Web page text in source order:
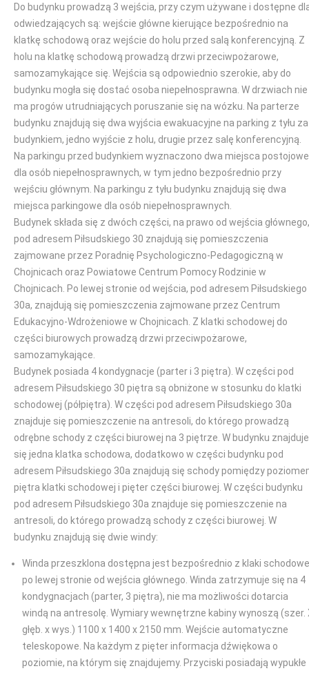
Do budynku prowadzą 3 wejścia, przy czym używane i dostępne
odwiedzających są: wejście główne kierujące bezpośrednio na
klatkę schodową oraz wejście do holu przed salą konferencyjną. Z
holu na klatkę schodową prowadzą drzwi przeciwpożarowe,
samozamykające się. Wejścia są odpowiednio szerokie, aby do
budynku mogła się dostać osoba niepełnosprawna. W drzwiach nie
ma progów utrudniających poruszanie się na wózku. Na parterze
budynku znajdują się dwa wyjścia ewakuacyjne na parking z tyłu za
budynkiem, jedno wyjście z holu, drugie przez salę konferencyjną.
Na parkingu przed budynkiem wyznaczono dwa miejsca postojowe
dla osób niepełnosprawnych, w tym jedno bezpośrednio przy
wejściu głównym. Na parkingu z tyłu budynku znajdują się dwa
miejsca parkingowe dla osób niepełnosprawnych.
Budynek składa się z dwóch części, na prawo od wejścia głównego,
pod adresem Piłsudskiego 30 znajdują się pomieszczenia
zajmowane przez Poradnię Psychologiczno-Pedagogiczną w
Chojnicach oraz Powiatowe Centrum Pomocy Rodzinie w
Chojnicach. Po lewej stronie od wejścia, pod adresem Piłsudskiego
30a, znajdują się pomieszczenia zajmowane przez Centrum
Edukacyjno-Wdrożeniowe w Chojnicach. Z klatki schodowej do
części biurowych prowadzą drzwi przeciwpożarowe,
samozamykające.
Budynek posiada 4 kondygnacje (parter i 3 piętra). W części pod
adresem Piłsudskiego 30 piętra są obniżone w stosunku do klatki
schodowej (półpiętra). W części pod adresem Piłsudskiego 30a
znajduje się pomieszczenie na antresoli, do którego prowadzą
odrębne schody z części biurowej na 3 piętrze. W budynku znajduje
się jedna klatka schodowa, dodatkowo w części budynku pod
adresem Piłsudskiego 30a znajdują się schody pomiędzy
piętra klatki schodowej i pięter części biurowej. W części budynku
pod adresem Piłsudskiego 30a znajduje się pomieszczenie na
antresoli, do którego prowadzą schody z części biurowej. W
budynku znajdują się dwie windy:
Winda przeszklona dostępna jest bezpośrednio z klaki
po lewej stronie od wejścia głównego. Winda zatrzymuje się na 4
kondygnacjach (parter, 3 piętra), nie ma możliwości dotarcia
windą na antresolę. Wymiary wewnętrzne kabiny wynoszą (szer.
głęb. x wys.) 1100 x 1400 x 2150 mm. Wejście automatyczne
teleskopowe. Na każdym z pięter informacja dźwiękowa o
poziomie, na którym się znajdujemy. Przyciski posiadają wypukłe